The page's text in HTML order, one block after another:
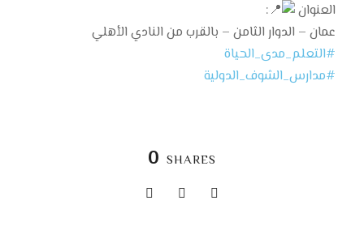
العنوان
:
عمان – الدوار الثامن – بالقرب من النادي الأهلي
#التعلم_مدى_الحياة
#مدارس_الشوف_الدولية
0 SHARES